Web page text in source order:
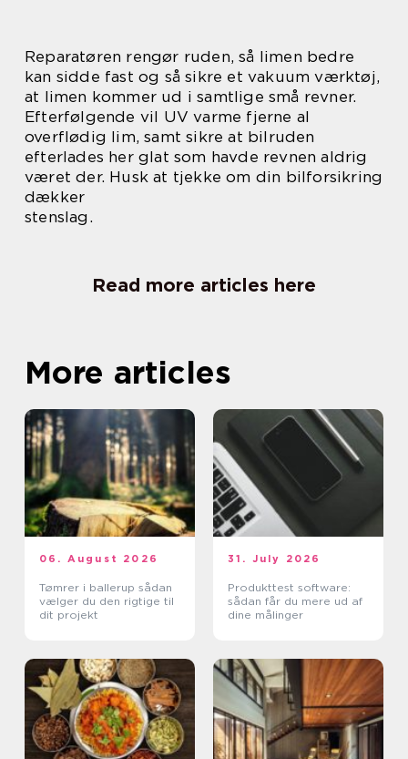
Reparatøren rengør ruden, så limen bedre
kan sidde fast og så sikre et vakuum værktøj,
at limen kommer ud i samtlige små revner.
Efterfølgende vil UV varme fjerne al
overflødig lim, samt sikre at bilruden
efterlades her glat som havde revnen aldrig
været der. Husk at tjekke om din bilforsikring
dækker
stenslag.
Read more articles here
More articles
06. August 2026
Tømrer i ballerup sådan
vælger du den rigtige til
dit projekt
31. July 2026
Produkttest software:
sådan får du mere ud af
dine målinger